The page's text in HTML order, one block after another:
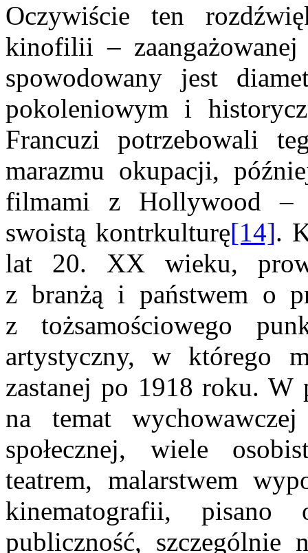
Oczywiście ten
kinofilii –
spowodowany jest
pokoleniowym i
Francuzi potrzebowali
marazmu okupacji,
filmami z Hollywood –
swoistą kontrkulturę[14].
lat 20. XX wieku,
z branżą i państwem o
z tożsamościowego
artystyczny, w którego
zastanej po 1918 roku. W
na temat
społecznej, wiele
teatrem, malarstwem
kinematografii,
publiczność, szczególnie